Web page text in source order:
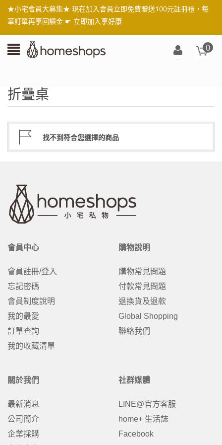
★小宅會員大募集★ 現在加入會員立即免費贈送100元註冊禮，每
筆訂單再享回饋金 ☛ 立即加入享好康
0
折疊桌
找不到符合您選擇的商品
會員中心
會員註冊/登入
忘記密碼
會員制度說明
我的最愛
訂單查詢
我的收藏清單
購物說明
購物常見問題
付款常見問題
退換貨及退款
Global Shopping
聯絡我們
關於我們
最新消息
公司簡介
企業採購
社群媒體
LINE@官方客服
home+ 生活誌
Facebook